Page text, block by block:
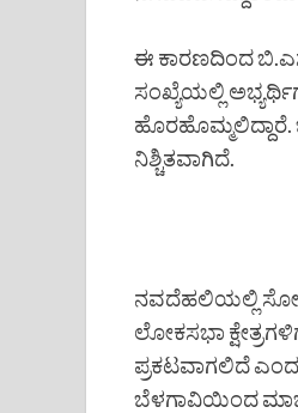
ಈ ಕಾರಣದಿಂದ
ಸಂಖ್ಯೆಯಲ್ಲಿ
ಹೊರಹೊಮ್ಮಲಿದ್ದಾರೆ.
ನಿಶ್ಚಿತವಾಗಿದೆ.
ನವದೆಹಲಿಯಲ್ಲಿ
ಲೋಕಸಭಾ
ಪ್ರಕಟವಾಗಲಿದೆ
ಬೆಳಗಾವಿಯಿಂದ ಮಾಜಿ